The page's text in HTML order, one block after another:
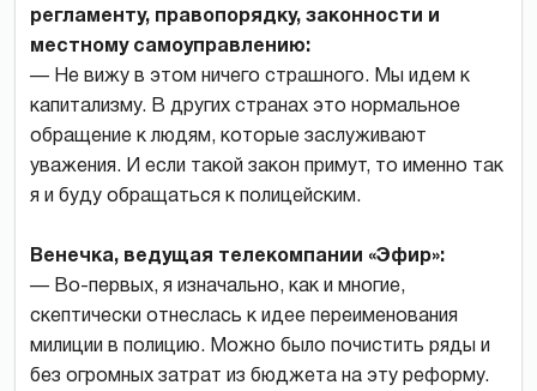
регламенту, правопорядку, законности и
местному самоуправлению:
— Не вижу в этом ничего страшного. Мы идем к
капитализму. В других странах это нормальное
обращение к людям, которые заслуживают
уважения. И если такой закон примут, то именно так
я и буду обращаться к полицейским.
Венечка, ведущая телекомпании «Эфир»:
— Во-первых, я изначально, как и многие,
скептически отнеслась к идее переименования
милиции в полицию. Можно было почистить ряды и
без огромных затрат из бюджета на эту реформу.